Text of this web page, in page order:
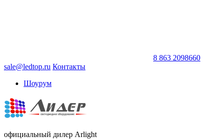
8 863 2098660
sale@ledtop.ru Контакты
Шоурум
официальный дилер Arlight